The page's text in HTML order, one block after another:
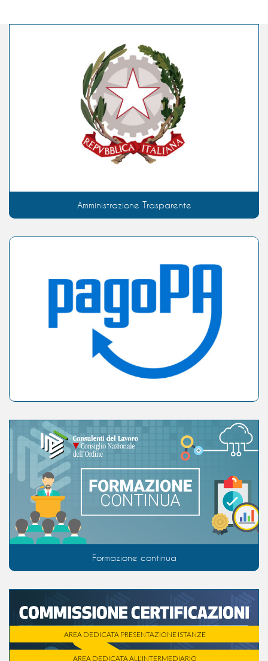
Amministrazione Trasparente
Formazione continua
AREA DEDICATA PRESENTAZIONE ISTANZE
AREA DEDICATA ALL'INTERMEDIARIO